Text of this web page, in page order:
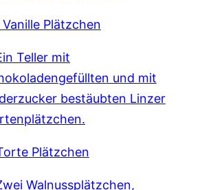
Plätzchen
Plätzchen